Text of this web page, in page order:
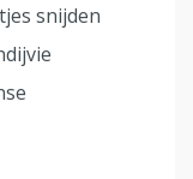
snijden